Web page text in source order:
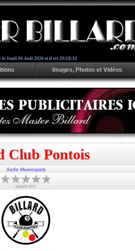
le Jeudi 06 Août 2026 et il est 20:58:35
Images, Photos et Vidéos
Club Pontois
Salle Municipale
aucun avis